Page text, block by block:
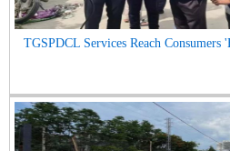
TGSPDCL Services Reach Consumers